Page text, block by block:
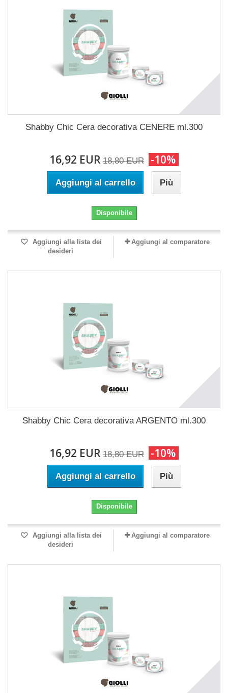
Shabby Chic Cera decorativa CENERE ml.300
16,92 EUR 18,80 EUR -10%
Aggiungi al carrello Più
Disponibile
Aggiungi alla lista dei
desideri
Aggiungi al comparatore
Shabby Chic Cera decorativa ARGENTO ml.300
16,92 EUR 18,80 EUR -10%
Aggiungi al carrello Più
Disponibile
Aggiungi alla lista dei
desideri
Aggiungi al comparatore